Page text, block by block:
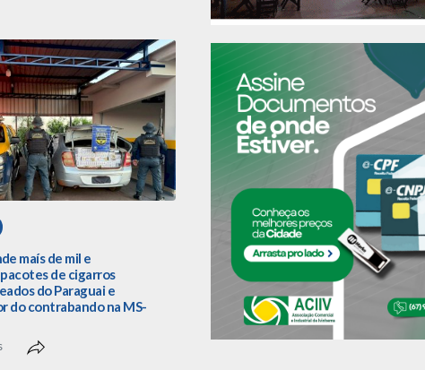
maís de mil e
de cigarros
do Paraguai e
do contrabando na MS-